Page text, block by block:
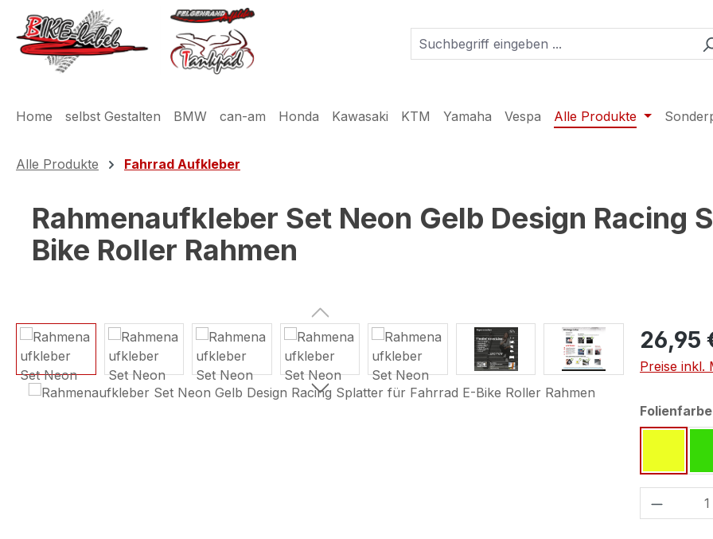
Hauptinhalt springen
Zur Suche springen
Zur Hauptnavigation springen
Home selbst Gestalten BMW can-am Honda Kawasaki KTM Yamaha Vespa Alle Produkte
Alle Produkte Fahrrad Aufkleber
Rahmenaufkleber Set Neon Gelb Design Racing
Bike Roller Rahmen
Bildergalerie überspringen 26,95
Preise inkl.